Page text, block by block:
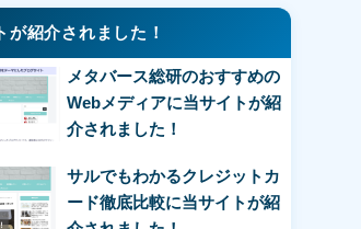
が紹介されました！
メタバース総研のおすすめの
Webメディアに当サイトが紹
介されました！
サルでもわかるクレジットカ
ード徹底比較に当サイトが紹